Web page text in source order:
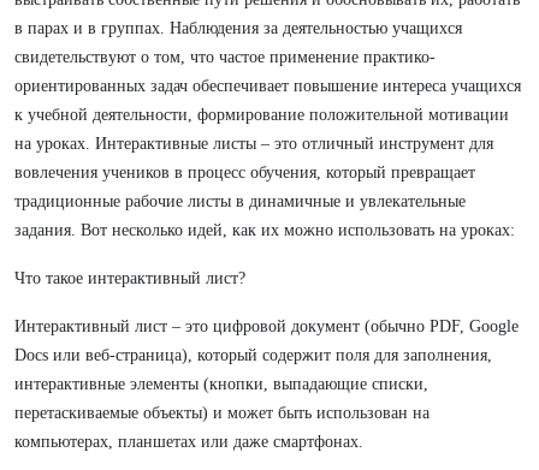
в парах и в группах. Наблюдения за деятельностью учащихся
свидетельствуют о том, что частое применение практико-
ориентированных задач обеспечивает повышение интереса учащихся
к учебной деятельности, формирование положительной мотивации
на уроках. Интерактивные листы – это отличный инструмент для
вовлечения учеников в процесс обучения, который превращает
традиционные рабочие листы в динамичные и увлекательные
задания. Вот несколько идей, как их можно использовать на уроках:
Что такое интерактивный лист?
Интерактивный лист – это цифровой документ (обычно PDF, Google
Docs или веб-страница), который содержит поля для заполнения,
интерактивные элементы (кнопки, выпадающие списки,
перетаскиваемые объекты) и может быть использован на
компьютерах, планшетах или даже смартфонах.